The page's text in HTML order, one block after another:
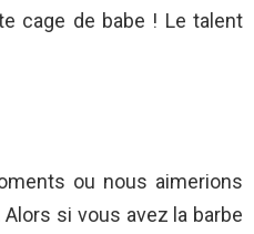
cage de babe ! Le talent
ou nous aimerions
si vous avez la barbe